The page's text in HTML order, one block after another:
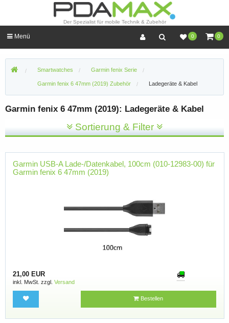
Der Spezialist für mobile Technik & Zubehör
0 0
Menü
Smartwatches Garmin fenix Serie
Garmin fenix 6 47mm (2019) Zubehör Ladegeräte & Kabel
Garmin fenix 6 47mm (2019): Ladegeräte & Kabel
Sortierung & Filter
Garmin USB-A Lade-/Datenkabel, 100cm (010-12983-00) für
Garmin fenix 6 47mm (2019)
21,00 EUR
inkl. MwSt. zzgl. Versand
Bestellen